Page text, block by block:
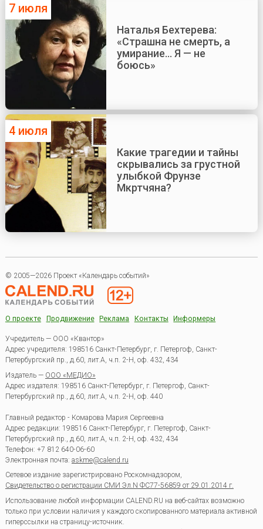
7 июля
Наталья Бехтерева:
«Страшна не смерть, а
умирание... Я — не
боюсь»
4 июля
Какие трагедии и тайны
скрывались за грустной
улыбкой Фрунзе
Мкртчяна?
© 2005—2026 Проект «Календарь событий»
О проекте Продвижение Реклама Контакты Информеры
Учредитель — ООО «Квантор»
Адрес учредителя: 198516 Санкт-Петербург, г. Петергоф, Санкт-
Петербургский пр., д.60, лит.А, ч.п. 2-Н, оф. 432, 434
Издатель — ООО «МЕДИО»
Адрес издателя: 198516 Санкт-Петербург, г. Петергоф, Санкт-
Петербургский пр., д.60, лит.А, ч.п. 2-Н, оф. 440
Главный редактор - Комарова Мария Сергеевна
Адрес редакции: 198516 Санкт-Петербург, г. Петергоф Санкт-
Петербургский пр., д.60, лит.А, ч.п. 2-Н, оф. 432, 434
Телефон: +7 812 640-06-60
Электронная почта: askme@calend.ru
Сетевое издание зарегистрировано Роскомнадзором,
Свидетельство о регистрации СМИ Эл.N ФС77-56859 от 29.01.2014 г.
Использование любой информации CALEND.RU на веб-сайтах возможно
только при условии наличия у каждого скопированного материала активной
гиперссылки на страницу-источник.